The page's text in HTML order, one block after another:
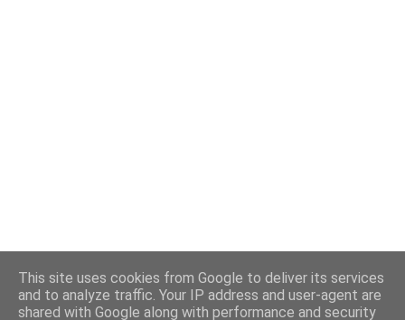
This site uses cookies from Google to deliver its services
and to analyze traffic. Your IP address and user-agent are
shared with Google along with performance and security